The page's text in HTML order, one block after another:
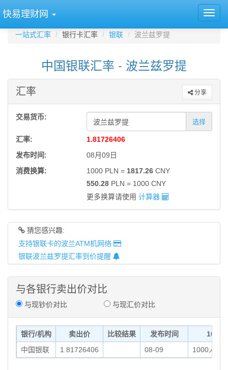
快易理财网
一站式汇率 银行卡汇率 银联 波兰兹罗提
中国银联汇率 - 波兰兹罗提
分享
汇率
交易货币:
选择
汇率:
1.81726406
发布时间:
08月09日
消费换算:
1000 PLN = 1817.26CNY
550.28PLN = 1000 CNY
更多换算请使用 计算器
猜您感兴趣:
支持银联卡的波兰ATM机网络
银联波兰兹罗提汇率到价提醒
与各银行卖出价对比
与现钞价对比 与现汇价对比
银行/机构 卖出价 比较结果 发布时间
1000
中国银联
1.81726406 08-09 1000人民